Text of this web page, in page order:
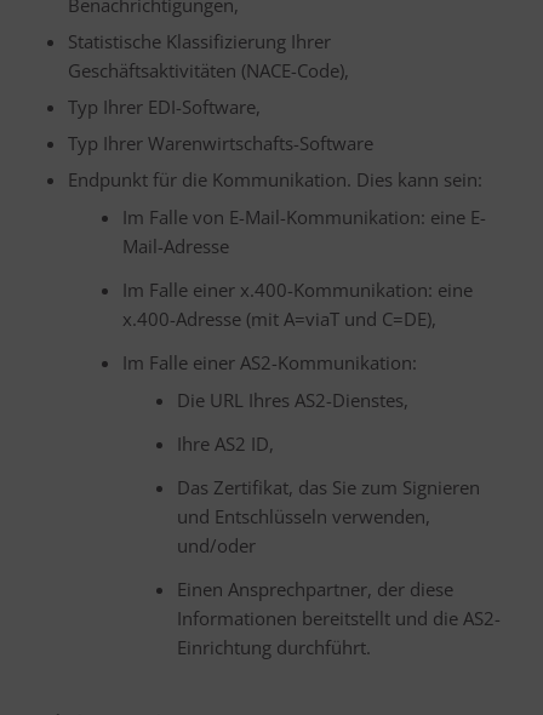
Statistische Klassifizierung Ihrer
Geschäftsaktivitäten (NACE-Code),
Typ Ihrer EDI-Software,
Typ Ihrer Warenwirtschafts-Software
Endpunkt für die Kommunikation. Dies kann sein:
Im Falle von E-Mail-Kommunikation: eine E-
Mail-Adresse
Im Falle einer x.400-Kommunikation: eine
x.400-Adresse (mit A=viaT und C=DE),
Im Falle einer AS2-Kommunikation:
Die URL Ihres AS2-Dienstes,
Ihre AS2 ID,
Das Zertifikat, das Sie zum Signieren
und Entschlüsseln verwenden,
und/oder
Einen Ansprechpartner, der diese
Informationen bereitstellt und die AS2-
Einrichtung durchführt.